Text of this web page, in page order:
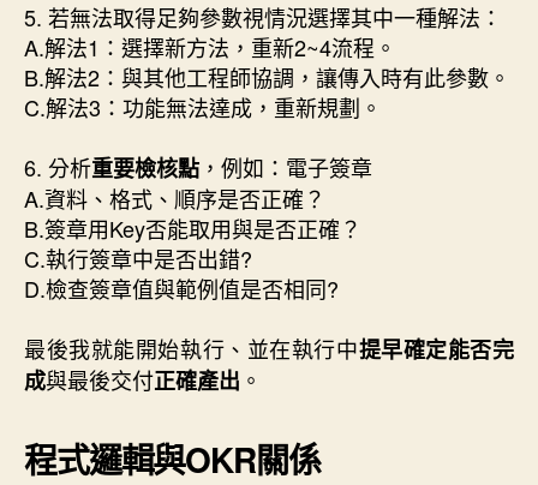
5. 若無法取得足夠參數視情況選擇其中一種解法：
A.解法1：選擇新方法，重新2~4流程。
B.解法2：與其他工程師協調，讓傳入時有此參數。
C.解法3：功能無法達成，重新規劃。
6. 分析重要檢核點 ，例如：電子簽章
A.資料、格式、順序是否正確？
B.簽章用Key否能取用與是否正確？
C.執行簽章中是否出錯?
D.檢查簽章值與範例值是否相同?
最後我就能開始執行、並在執行中提早確定能否完
成與最後交付正確產出 。
程式邏輯與OKR關係